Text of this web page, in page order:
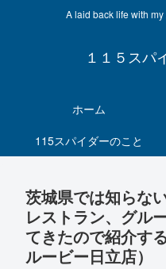
A laid back life with
１１５スパ
ホーム
115スパイダーのこと
茨城県では知らな
レストラン、グル
てきたので紹介す
ルービー日立店）